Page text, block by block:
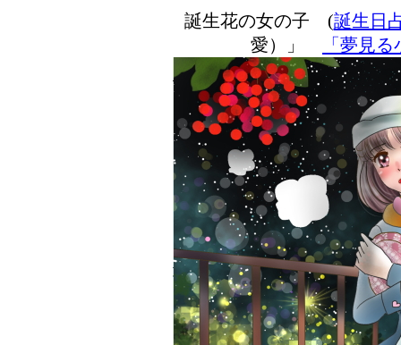
誕生花の女の子 (誕生日
愛）」
「夢見